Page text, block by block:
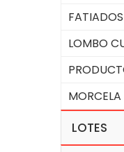
FATIADOS
LOMBO
LOTES